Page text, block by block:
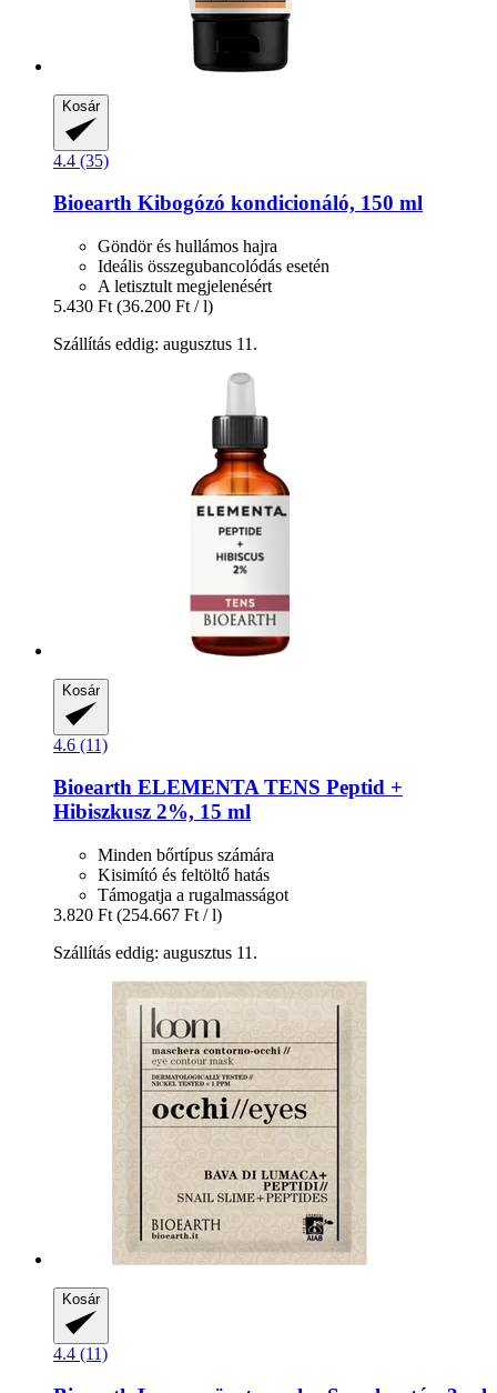
Kosár
4.4 (35)
Bioearth Kibogózó kondicionáló, 150 ml
Göndör és hullámos hajra
Ideális összegubancolódás esetén
A letisztult megjelenésért
5.430 Ft (36.200 Ft / l)
Szállítás eddig: augusztus 11.
Kosár
4.6 (11)
Bioearth ELEMENTA TENS Peptid +
Hibiszkusz 2%, 15 ml
Minden bőrtípus számára
Kisimító és feltöltő hatás
Támogatja a rugalmasságot
3.820 Ft (254.667 Ft / l)
Szállítás eddig: augusztus 11.
Kosár
4.4 (11)